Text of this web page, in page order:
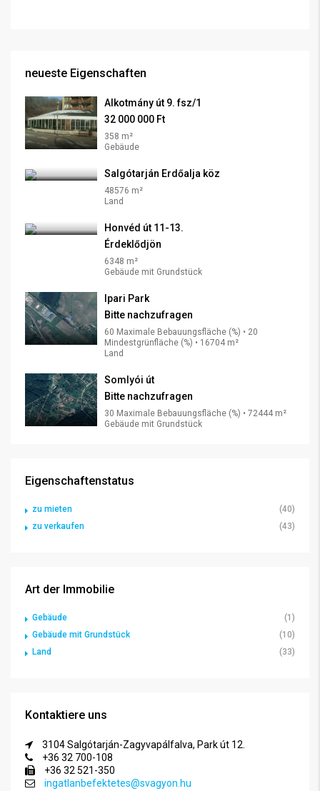
neueste Eigenschaften
Alkotmány út 9. fsz/1
32 000 000 Ft
358 m²
Gebäude
Salgótarján Erdőalja köz
48576 m²
Land
Honvéd út 11-13.
Érdeklődjön
6348 m²
Gebäude mit Grundstück
Ipari Park
Bitte nachzufragen
60 Maximale Bebauungsfläche (%) • 20
Mindestgrünfläche (%) • 16704 m²
Land
Somlyói út
Bitte nachzufragen
30 Maximale Bebauungsfläche (%) • 72444 m²
Gebäude mit Grundstück
Eigenschaftenstatus
zu mieten
(40)
zu verkaufen
(43)
Art der Immobilie
Gebäude
(1)
Gebäude mit Grundstück
(10)
Land
(33)
Kontaktiere uns
3104 Salgótarján-Zagyvapálfalva, Park út 12.
+36 32 700-108
+36 32 521-350
ingatlanbefektetes@svagyon.hu